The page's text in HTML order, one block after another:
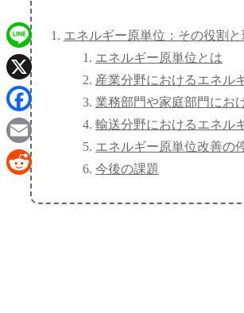
エネルギー原単位：その役割と
エネルギー原単位とは
産業分野におけるエネル
業務部門や家庭部門にお
輸送分野におけるエネル
エネルギー原単位改善の
今後の課題
Line
X
Facebook
Email
Reddit